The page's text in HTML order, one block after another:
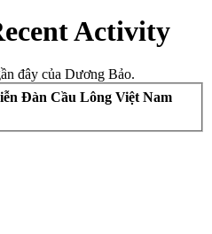
Activity
đây của Dương Bảo.
Đàn Cầu Lông Việt Nam